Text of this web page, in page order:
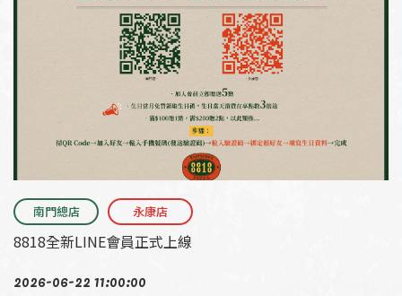
南門總店 永康店
8818全新LINE會員正式上線
2026-06-22 11:00:00